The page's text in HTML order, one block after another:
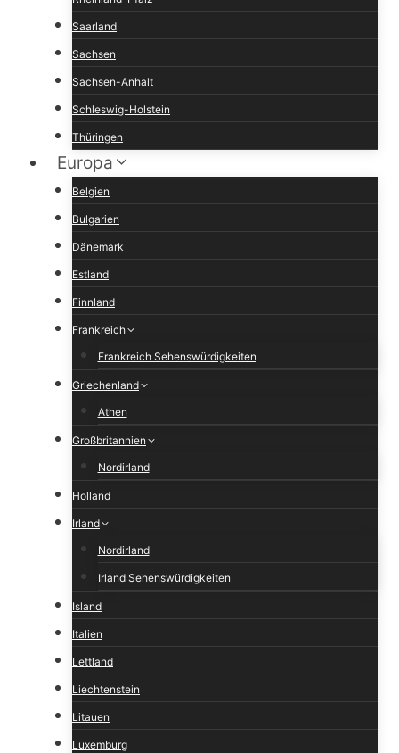
Saarland
Sachsen
Sachsen-Anhalt
Schleswig-Holstein
Thüringen
Europa
Belgien
Bulgarien
Dänemark
Estland
Finnland
Frankreich
Frankreich Sehenswürdigkeiten
Griechenland
Athen
Großbritannien
Nordirland
Holland
Irland
Nordirland
Irland Sehenswürdigkeiten
Island
Italien
Lettland
Liechtenstein
Litauen
Luxemburg